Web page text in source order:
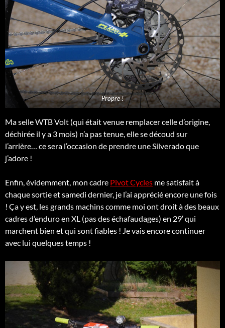
Propre !
Ma selle WTB Volt (qui était venue remplacer celle d’origine,
déchirée il y a 3 mois) n’a pas tenue, elle se découd sur
l’arrière… ce sera l’occasion de prendre une Silverado que
j’adore !
Enfin, évidemment, mon cadre Pivot Cycles me satisfait à
chaque sortie et samedi dernier, je l’ai apprécié encore une fois
! Ça y est, les grands machins comme moi ont droit à des beaux
cadres d’enduro en XL (pas des échafaudages) en 29′ qui
marchent bien et qui sont fiables ! Je vais encore continuer
avec lui quelques temps !